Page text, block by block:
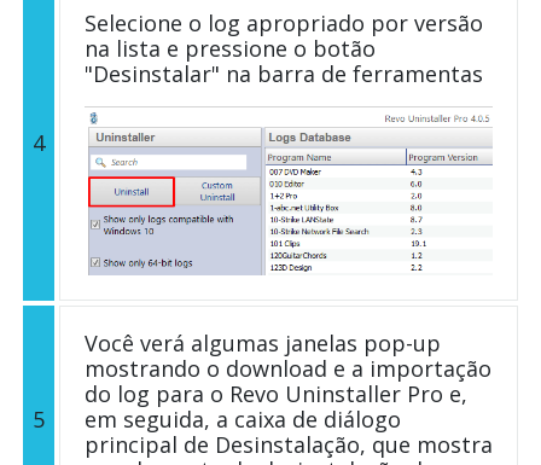
4
Selecione o log apropriado por versão
na lista e pressione o botão
"Desinstalar" na barra de ferramentas
5
Você verá algumas janelas pop-up
mostrando o download e a importação
do log para o Revo Uninstaller Pro e,
em seguida, a caixa de diálogo
principal de Desinstalação, que mostra